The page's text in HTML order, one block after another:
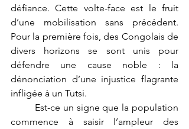
défiance. Cette volte-face est le fruit
d’une mobilisation sans précédent.
Pour la première fois, des Congolais de
divers horizons se sont unis pour
défendre une cause noble : la
dénonciation d’une injustice flagrante
infligée à un Tutsi.
commence à saisir l’ampleur des